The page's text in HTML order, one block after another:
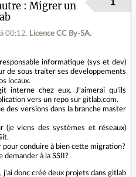
Migrer un
00:12. Licence CC By‑SA.
1
informatique (sys et dev)
de sous traiter ses developpements
locaux.
interne chez eux. J'aimerai qu'ils
vers un repo sur gitlab.com.
des versions dans la branche master
(je viens des systèmes et réseaux)
conduire à bien cette migration?
à la SSII?
j'ai donc créé deux projets dans gitlab